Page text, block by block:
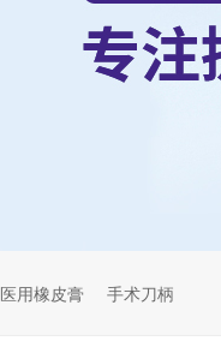
医用橡皮膏 手术刀柄